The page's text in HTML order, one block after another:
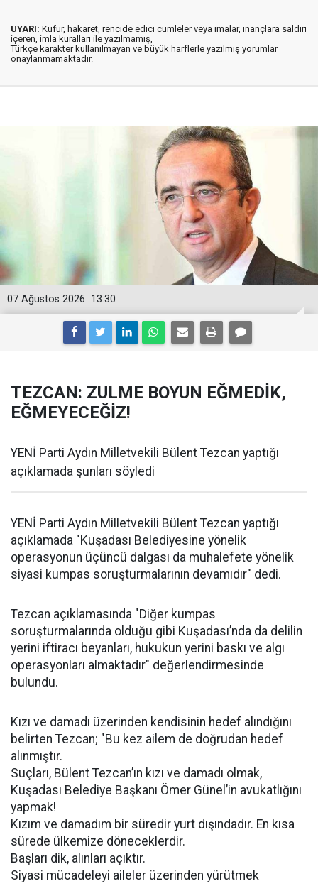
UYARI: Küfür, hakaret, rencide edici cümleler veya imalar, inançlara saldırı
içeren, imla kuralları ile yazılmamış,
Türkçe karakter kullanılmayan ve büyük harflerle yazılmış yorumlar
onaylanmamaktadır.
13:30
07 Ağustos 2026
TEZCAN: ZULME BOYUN EĞMEDİK,
EĞMEYECEĞİZ!
YENİ Parti Aydın Milletvekili Bülent Tezcan yaptığı
açıklamada şunları söyledi
YENİ Parti Aydın Milletvekili Bülent Tezcan yaptığı
açıklamada "Kuşadası Belediyesine yönelik
operasyonun üçüncü dalgası da muhalefete yönelik
siyasi kumpas soruşturmalarının devamıdır" dedi.
Tezcan açıklamasında "Diğer kumpas
soruşturmalarında olduğu gibi Kuşadası’nda da delilin
yerini iftiracı beyanları, hukukun yerini baskı ve algı
operasyonları almaktadır" değerlendirmesinde
bulundu.
Kızı ve damadı üzerinden kendisinin hedef alındığını
belirten Tezcan; "Bu kez ailem de doğrudan hedef
alınmıştır.
Suçları, Bülent Tezcan’ın kızı ve damadı olmak,
Kuşadası Belediye Başkanı Ömer Günel’in avukatlığını
yapmak!
Kızım ve damadım bir süredir yurt dışındadır. En kısa
sürede ülkemize döneceklerdir.
Başları dik, alınları açıktır.
Siyasi mücadeleyi aileler üzerinden yürütmek